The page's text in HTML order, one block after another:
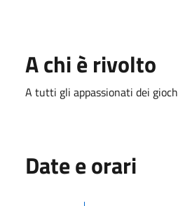
A chi è rivolto
A tutti gli appassionati dei
Date e orari